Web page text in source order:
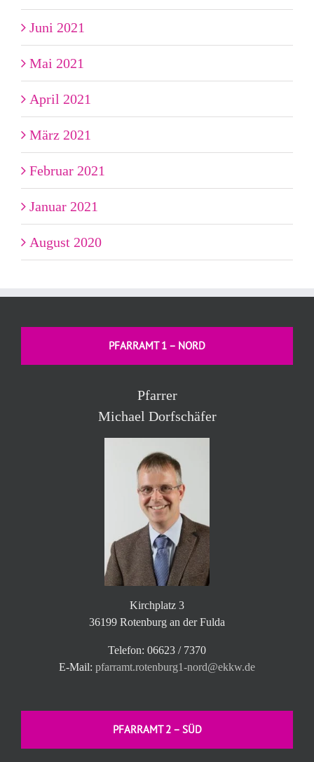
Juni 2021
Mai 2021
April 2021
März 2021
Februar 2021
Januar 2021
August 2020
PFARRAMT 1 – NORD
Pfarrer
Michael Dorfschäfer
Kirchplatz 3
36199 Rotenburg an der Fulda
Telefon: 06623 / 7370
E-Mail: pfarramt.rotenburg1-nord@ekkw.de
PFARRAMT 2 – SÜD